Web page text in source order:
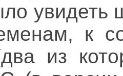
увидеть
к
из